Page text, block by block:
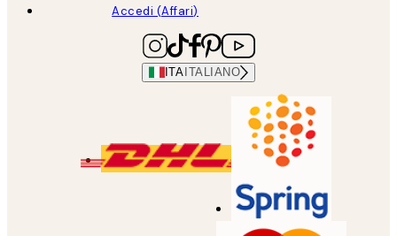
Accedi (Affari)
ITA ITALIANO